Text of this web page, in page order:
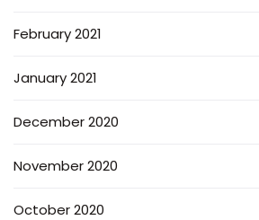
February 2021
January 2021
December 2020
November 2020
October 2020